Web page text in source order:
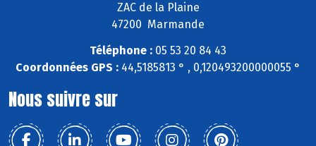
ZAC de la Plaine
47200 Marmande
Téléphone : 05 53 20 84 43
Coordonnées GPS : 44,5185813 ° , 0,120493200000055 °
Nous suivre sur